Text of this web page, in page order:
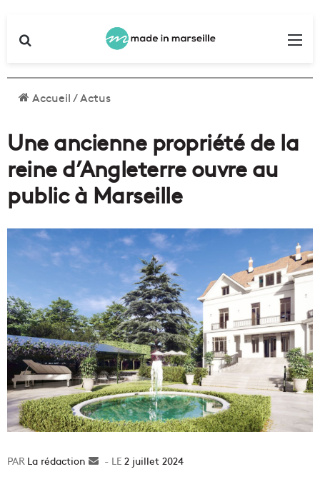
Accueil/Actus
Une ancienne propriété de la
reine d’Angleterre ouvre au
public à Marseille
La rédaction
Envoyer2 juillet 2024